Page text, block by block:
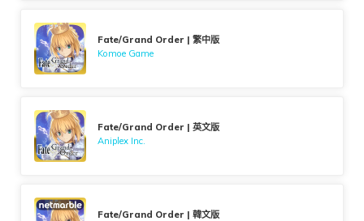
Fate/Grand Order | 繁中版
Komoe Game
Fate/Grand Order | 英文版
Aniplex Inc.
Fate/Grand Order | 韓文版